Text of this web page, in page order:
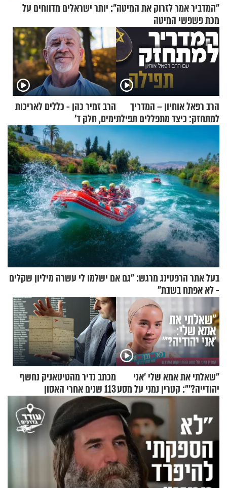
"המדביר אמר לזרוק את המיטה": יותר ישראלים מדווחים על
מכת פשפשי המיטה
הרב רפאל אוחיון – המדריך
למתחזק: כיצד מתפללים תפילת
הרב זמיר כהן - כללים לאריכות
ימים, חלק ד’
בעל אתר הרפטינג מרגש: "גם אם ישלמו לי עשרה מיליון שקלים
- לא אפתח בשבת"
"שאלתי את אמא שלי 'אני
יהודייה?'": קטרין נמני על מסע
ההתחזקות המרגש
מכתב נדיר מהטיטאניק נחשף
113 שנים אחרי האסון